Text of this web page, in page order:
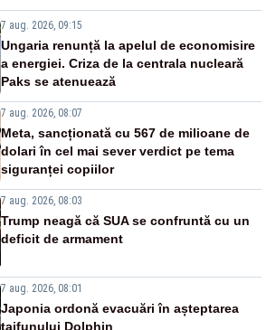
7 aug. 2026, 09:15
Ungaria renunță la apelul de economisire
a energiei. Criza de la centrala nucleară
Paks se atenuează
7 aug. 2026, 08:07
Meta, sancționată cu 567 de milioane de
dolari în cel mai sever verdict pe tema
siguranței copiilor
7 aug. 2026, 08:03
Trump neagă că SUA se confruntă cu un
deficit de armament
7 aug. 2026, 08:01
Japonia ordonă evacuări în așteptarea
taifunului Dolphin